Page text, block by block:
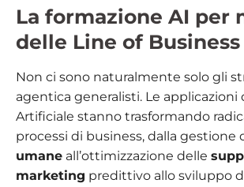
La formazione AI per
delle Line of Business
Non ci sono naturalmente solo gli
agentica generalisti. Le applicazioni
Artificiale stanno trasformando
processi di business, dalla gestione
umane all’ottimizzazione delle
marketing predittivo allo sviluppo